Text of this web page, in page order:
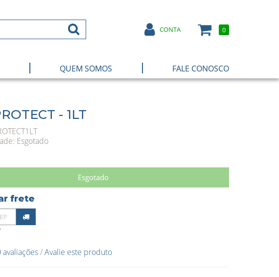
CONTA 0
| QUEM SOMOS | FALE CONOSCO
- 1LT
Esgotado
Esgotado
frete
avaliações/Avalie este produto